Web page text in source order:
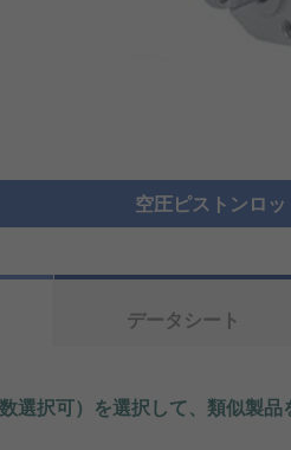
空圧ピストンロ
データシート
選択可）を選択して、類似製品